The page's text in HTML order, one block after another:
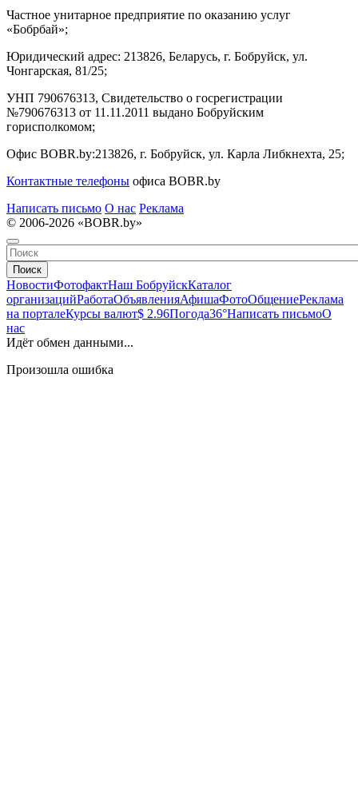
Частное унитарное предприятие по оказанию услуг
«Бобрбай»;
Юридический адрес: 213826, Беларусь, г. Бобруйск, ул.
Чонгарская, 81/25;
УНП 790676313, Свидетельство о госрегистрации
№790676313 от 11.11.2011 выдано Бобруйским
горисполкомом;
Офис BOBR.by:213826, г. Бобруйск, ул. Карла Либкнехта, 25;
Контактные телефоны офиса BOBR.by
Написать письмо О нас Реклама
© 2006-2026 «BOBR.by»
Поиск
НовостиФотофактНаш БобруйскКаталог
организацийРаботаОбъявленияАфишаФотоОбщениеРеклама
на порталеКурсы валют$ 2.96Погода36°Написать письмоО
нас
Идёт обмен данными...
Произошла ошибка